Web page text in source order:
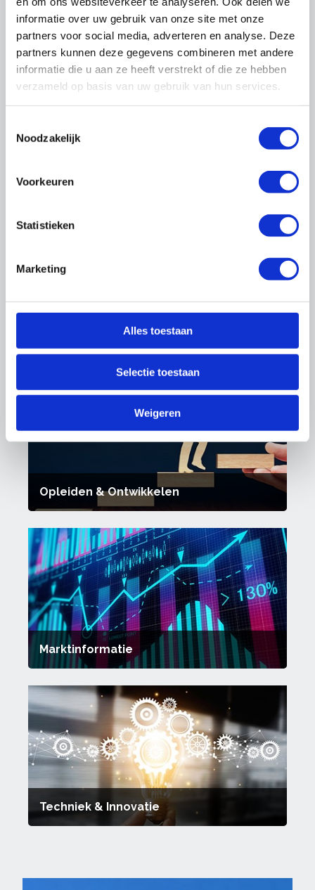
informatie over uw gebruik van onze site met onze
partners voor social media, adverteren en analyse. Deze
partners kunnen deze gegevens combineren met andere
informatie die u aan ze heeft verstrekt of die ze hebben
verzameld op basis van uw gebruik van hun services.
Noodzakelijk
Voorkeuren
Statistieken
Marketing
Alles toestaan
Selectie toestaan
Weigeren
Kwaliteit
Duurzaam onderhoud
Opleiden & Ontwikkelen
Marktinformatie
Techniek & Innovatie